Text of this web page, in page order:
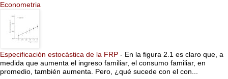
Econometria
Especificación estocástica de la FRP - En la figura 2.1 es claro que, a
medida que aumenta el ingreso familiar, el consumo familiar, en
promedio, también aumenta. Pero, ¿qué sucede con el con...